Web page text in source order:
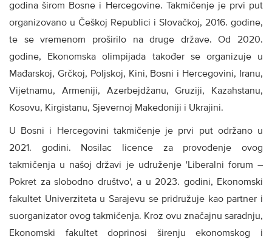
godina širom Bosne i Hercegovine. Takmičenje je prvi put
organizovano u Češkoj Republici i Slovačkoj, 2016. godine,
te se vremenom proširilo na druge države. Od 2020.
godine, Ekonomska olimpijada također se organizuje u
Mađarskoj, Grčkoj, Poljskoj, Kini, Bosni i Hercegovini, Iranu,
Vijetnamu, Armeniji, Azerbejdžanu, Gruziji, Kazahstanu,
Kosovu, Kirgistanu, Sjevernoj Makedoniji i Ukrajini.
U Bosni i Hercegovini takmičenje je prvi put održano u
2021. godini. Nosilac licence za provođenje ovog
takmičenja u našoj državi je udruženje 'Liberalni forum –
Pokret za slobodno društvo', a u 2023. godini, Ekonomski
fakultet Univerziteta u Sarajevu se pridružuje kao partner i
suorganizator ovog takmičenja. Kroz ovu značajnu saradnju,
Ekonomski fakultet doprinosi širenju ekonomskog i